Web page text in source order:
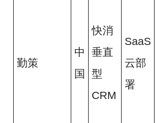
勤策
中
国
快消
垂直
型
CRM
SaaS
云部
署